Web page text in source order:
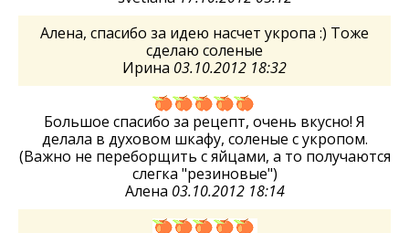
Алена, спасибо за идею насчет укропа :) Тоже
сделаю соленые
Ирина 03.10.2012 18:32
Большое спасибо за рецепт, очень вкусно! Я
делала в духовом шкафу, соленые с укропом.
(Важно не переборщить с яйцами, а то получаются
слегка "резиновые")
Алена 03.10.2012 18:14